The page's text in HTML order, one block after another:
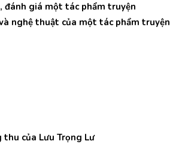
đánh giá một tác phẩm truyện
nghệ thuật của một tác phẩm truyện
của Lưu Trọng Lư